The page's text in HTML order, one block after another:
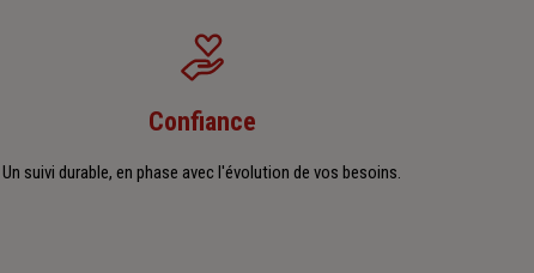
Confiance
Un suivi durable, en phase avec l'évolution de vos besoins.